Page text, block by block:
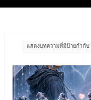
แสดงบทความที่มีป้ายกำกับ